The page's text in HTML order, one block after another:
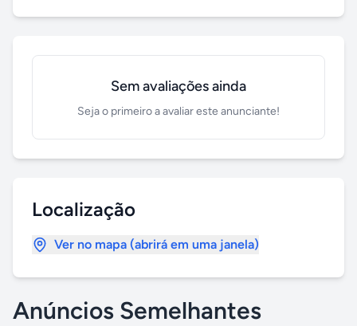
Sem avaliações ainda
Seja o primeiro a avaliar este anunciante!
Localização
Ver no mapa (abrirá em uma janela)
Anúncios Semelhantes